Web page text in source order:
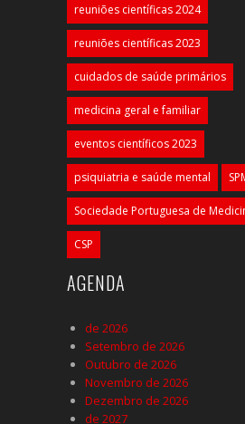
reuniões científicas 2024
reuniões científicas 2023
cuidados de saúde primários
medicina geral e familiar
eventos científicos 2023
psiquiatria e saúde mental
Sociedade Portuguesa de
CSP
AGENDA
de 2026
Setembro de 2026
Outubro de 2026
Novembro de 2026
Dezembro de 2026
de 2027